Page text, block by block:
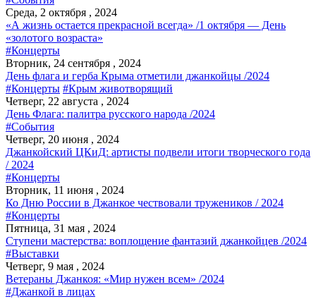
Среда, 2 октября , 2024
«А жизнь остается прекрасной всегда» /1 октября — День
«золотого возраста»
#Концерты
Вторник, 24 сентября , 2024
День флага и герба Крыма отметили джанкойцы /2024
#Концерты #Крым животворящий
Четверг, 22 августа , 2024
День Флага: палитра русского народа /2024
#События
Четверг, 20 июня , 2024
Джанкойский ЦКиД: артисты подвели итоги творческого года
/ 2024
#Концерты
Вторник, 11 июня , 2024
Ко Дню России в Джанкое чествовали тружеников / 2024
#Концерты
Пятница, 31 мая , 2024
Ступени мастерства: воплощение фантазий джанкойцев /2024
#Выставки
Четверг, 9 мая , 2024
Ветераны Джанкоя: «Мир нужен всем» /2024
#Джанкой в лицах